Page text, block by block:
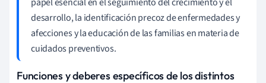
desarrollo, la identificación precoz de enfermedades y
afecciones y la educación de las familias en materia de
cuidados preventivos.
Funciones y deberes específicos de los distintos